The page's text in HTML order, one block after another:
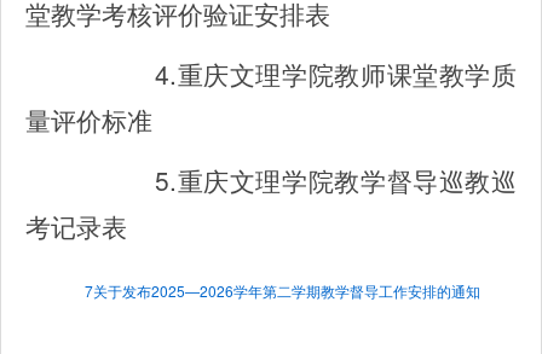
堂教学考核评价验证安排表
4.重庆文理学院教师课堂教学质
量评价标准
5.重庆文理学院教学督导巡教巡
考记录表
7关于发布2025—2026学年第二学期教学督导工作安排的通知